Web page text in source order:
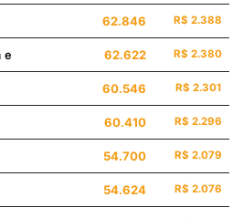
62.846 R$ 2.388
62.622 R$ 2.380
60.546 R$ 2.301
60.410 R$ 2.296
54.700 R$ 2.079
54.624 R$ 2.076